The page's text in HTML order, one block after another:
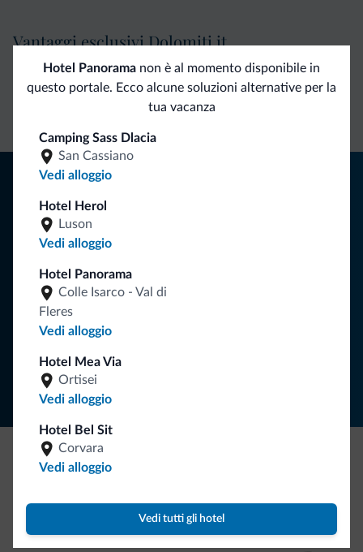
Hotel Panorama non è al momento disponibile in
questo portale. Ecco alcune soluzioni alternative per la
tua vacanza
Camping Sass Dlacia
San Cassiano
Vedi alloggio
Hotel Herol
Luson
Vedi alloggio
Hotel Panorama
Colle Isarco - Val di
Fleres
Vedi alloggio
Hotel Mea Via
Ortisei
Vedi alloggio
Hotel Bel Sit
Corvara
Vedi alloggio
Vedi tutti gli hotel
Vantaggi esclusivi Dolomiti.it
Contatto
Tariffe
vantaggiose
Richieste non
Consigli dalle Dolomiti
Riceverai informazioni, offerte esclusive e news per la tua
ISCRIVITI ALLA NEWSLETTER
Be Original, scopri la nuova collezione